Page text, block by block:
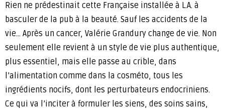
Rien ne prédestinait cette Française installée à L.A. à
basculer de la pub à la beauté. Sauf les accidents de la
vie… Après un cancer, Valérie Grandury change de vie. Non
seulement elle revient à un style de vie plus authentique,
plus essentiel, mais elle passe au crible, dans
l’alimentation comme dans la cosméto, tous les
ingrédients nocifs, dont les perturbateurs endocriniens.
Ce qui va l’inciter à formuler les siens, des soins sains,